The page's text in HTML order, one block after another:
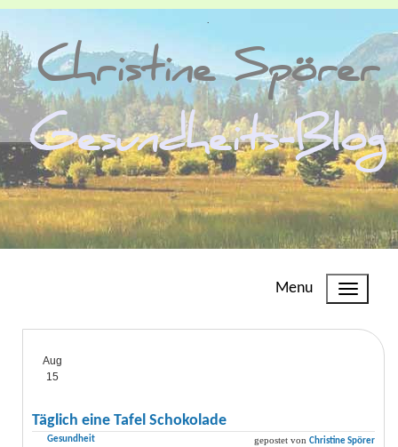
Christine Spörer
Gesundheits-Blog
Menu
Aug
15
Täglich eine Tafel Schokolade
Gesundheit gepostet von Christine Spörer